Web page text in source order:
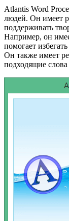
Atlantis Word
людей. Он имеет
поддерживать
Например, он
помогает
Он также имеет
подходящие